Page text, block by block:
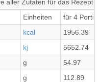
aller Zutaten für das Rezept
Einheiten
für 4
kcal
1956.39
kj
5652.74
g
54.97
g
112.89